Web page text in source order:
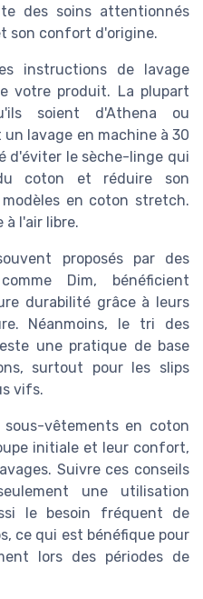
des soins attentionnés
son confort d'origine.
instructions de lavage
votre produit. La plupart
soient d'Athena ou
lavage en machine à 30
d'éviter le sèche-linge qui
coton et réduire son
en coton stretch.
à l'air libre.
proposés par des
Dim, bénéficient
durabilité grâce à leurs
Néanmoins, le tri des
une pratique de base
surtout pour les slips
vifs.
vêtements en coton
initiale et leur confort,
Suivre ces conseils
une utilisation
le besoin fréquent de
ce qui est bénéfique pour
lors des périodes de